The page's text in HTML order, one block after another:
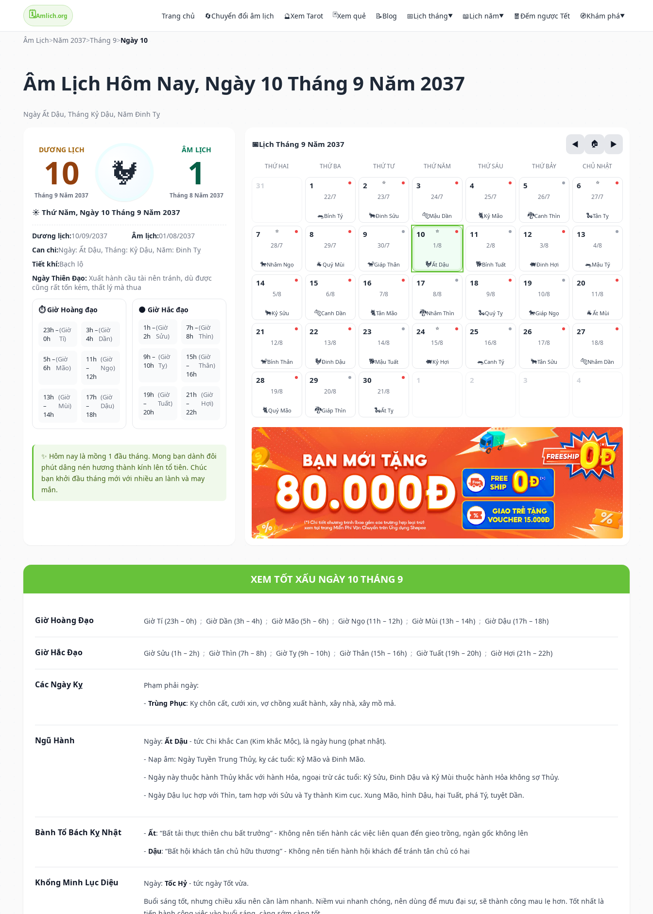
🗓️Amlich.org Trang chủ 🔄Chuyển đổi âm lịch 🔮Xem Tarot 🃏Xem quẻ 📝Blog 📅Lịch tháng▼ 📖Lịch năm▼ 🧧Đếm ngược Tết 🧭Khám phá▼
Âm Lịch>Năm 2037>Tháng 9>Ngày 10
Âm Lịch Hôm Nay, Ngày 10 Tháng 9 Năm 2037
Ngày Ất Dậu, Tháng Kỷ Dậu, Năm Đinh Tỵ
DƯƠNG LỊCH
10
Tháng 9 Năm 2037
🐓
ÂM LỊCH
1
Tháng 8 Năm 2037
☀️ Thứ Năm, Ngày 10 Tháng 9 Năm 2037
Dương lịch:10/09/2037 Âm lịch:01/08/2037
Can chi:Ngày: Ất Dậu, Tháng: Kỷ Dậu, Năm: Đinh Tỵ
Tiết khí:Bạch lộ
Ngày Thiên Đạo: Xuất hành cầu tài nên tránh, dù được
cũng rất tốn kém, thất lý mà thua
⏱️ Giờ Hoàng đạo
23h –
0h
(Giờ
Tí)
3h –
4h
(Giờ
Dần)
5h –
6h
(Giờ
Mão)
11h
–
12h
(Giờ
Ngọ)
13h
–
14h
(Giờ
Mùi)
17h
–
18h
(Giờ
Dậu)
🌑 Giờ Hắc đạo
1h –
2h
(Giờ
Sửu)
7h –
8h
(Giờ
Thìn)
9h –
10h
(Giờ
Tỵ)
15h
–
16h
(Giờ
Thân)
19h
–
20h
(Giờ
Tuất)
21h
–
22h
(Giờ
Hợi)
✨ Hôm nay là mồng 1 đầu tháng. Mong bạn dành đôi
phút dâng nén hương thành kính lên tổ tiên. Chúc
bạn khởi đầu tháng mới với nhiều an lành và may
mắn.
Lịch Tháng 9 Năm 2037
THỨ HAI THỨ BA THỨ TƯ THỨ NĂM THỨ SÁU THỨ BẢY CHỦ NHẬT
31 1
22/7
🐀Bính Tý
⭐
2
23/7
🐂Đinh Sửu
3
24/7
🐅Mậu Dần
4
25/7
🐈Kỷ Mão
5
26/7
🐉Canh Thìn
⭐
6
27/7
🐍Tân Tỵ
⭐
7
28/7
🐎Nhâm Ngọ
8
29/7
🐐Quý Mùi
9
30/7
🐒Giáp Thân
⭐
10
1/8
🐓Ất Dậu
11
2/8
🐕Bính Tuất
12
3/8
🐖Đinh Hợi
13
4/8
🐀Mậu Tý
14
5/8
🐂Kỷ Sửu
15
6/8
🐅Canh Dần
16
7/8
🐈Tân Mão
17
8/8
🐉Nhâm Thìn
18
9/8
🐍Quý Tỵ
19
10/8
🐎Giáp Ngọ
20
11/8
🐐Ất Mùi
21
12/8
🐒Bính Thân
22
13/8
🐓Đinh Dậu
23
14/8
🐕Mậu Tuất
⭐
24
15/8
🐖Kỷ Hợi
25
16/8
🐀Canh Tý
26
17/8
🐂Tân Sửu
27
18/8
🐅Nhâm Dần
28
19/8
🐈Quý Mão
29
20/8
🐉Giáp Thìn
30
21/8
🐍Ất Tỵ
1 2 3 4
XEM TỐT XẤU NGÀY 10 THÁNG 9
Giờ Hoàng Đạo Giờ Tí (23h – 0h) ; Giờ Dần (3h – 4h) ; Giờ Mão (5h – 6h) ; Giờ Ngọ (11h – 12h) ; Giờ Mùi (13h – 14h) ; Giờ Dậu (17h – 18h)
Giờ Hắc Đạo Giờ Sửu (1h – 2h) ; Giờ Thìn (7h – 8h) ; Giờ Tỵ (9h – 10h) ; Giờ Thân (15h – 16h) ; Giờ Tuất (19h – 20h) ; Giờ Hợi (21h – 22h)
Các Ngày Kỵ
Phạm phải ngày:
- Trùng Phục: Kỵ chôn cất, cưới xin, vợ chồng xuất hành, xây nhà, xây mồ mả.
Ngũ Hành Ngày: Ất Dậu - tức Chi khắc Can (Kim khắc Mộc), là ngày hung (phạt nhật).
- Nạp âm: Ngày Tuyền Trung Thủy, kỵ các tuổi: Kỷ Mão và Đinh Mão.
- Ngày này thuộc hành Thủy khắc với hành Hỏa, ngoại trừ các tuổi: Kỷ Sửu, Đinh Dậu và Kỷ Mùi thuộc hành Hỏa không sợ Thủy.
- Ngày Dậu lục hợp với Thìn, tam hợp với Sửu và Tỵ thành Kim cục. Xung Mão, hình Dậu, hại Tuất, phá Tý, tuyệt Dần.
Bành Tổ Bách Kỵ Nhật - Ất: “Bất tải thực thiên chu bất trưởng” - Không nên tiến hành các việc liên quan đến gieo trồng, ngàn gốc không lên
- Dậu: “Bất hội khách tân chủ hữu thương” - Không nên tiến hành hội khách để tránh tân chủ có hại
Khổng Minh Lục Diệu Ngày: Tốc Hỷ - tức ngày Tốt vừa.
Buổi sáng tốt, nhưng chiều xấu nên cần làm nhanh. Niềm vui nhanh chóng, nên dùng để mưu đại sự, sẽ thành công mau lẹ hơn. Tốt nhất là